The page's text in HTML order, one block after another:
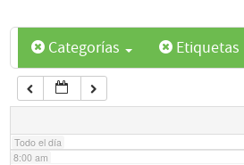
Categorías Etiquetas
Todo el día
6:00 am
7:00 am
8:00 am